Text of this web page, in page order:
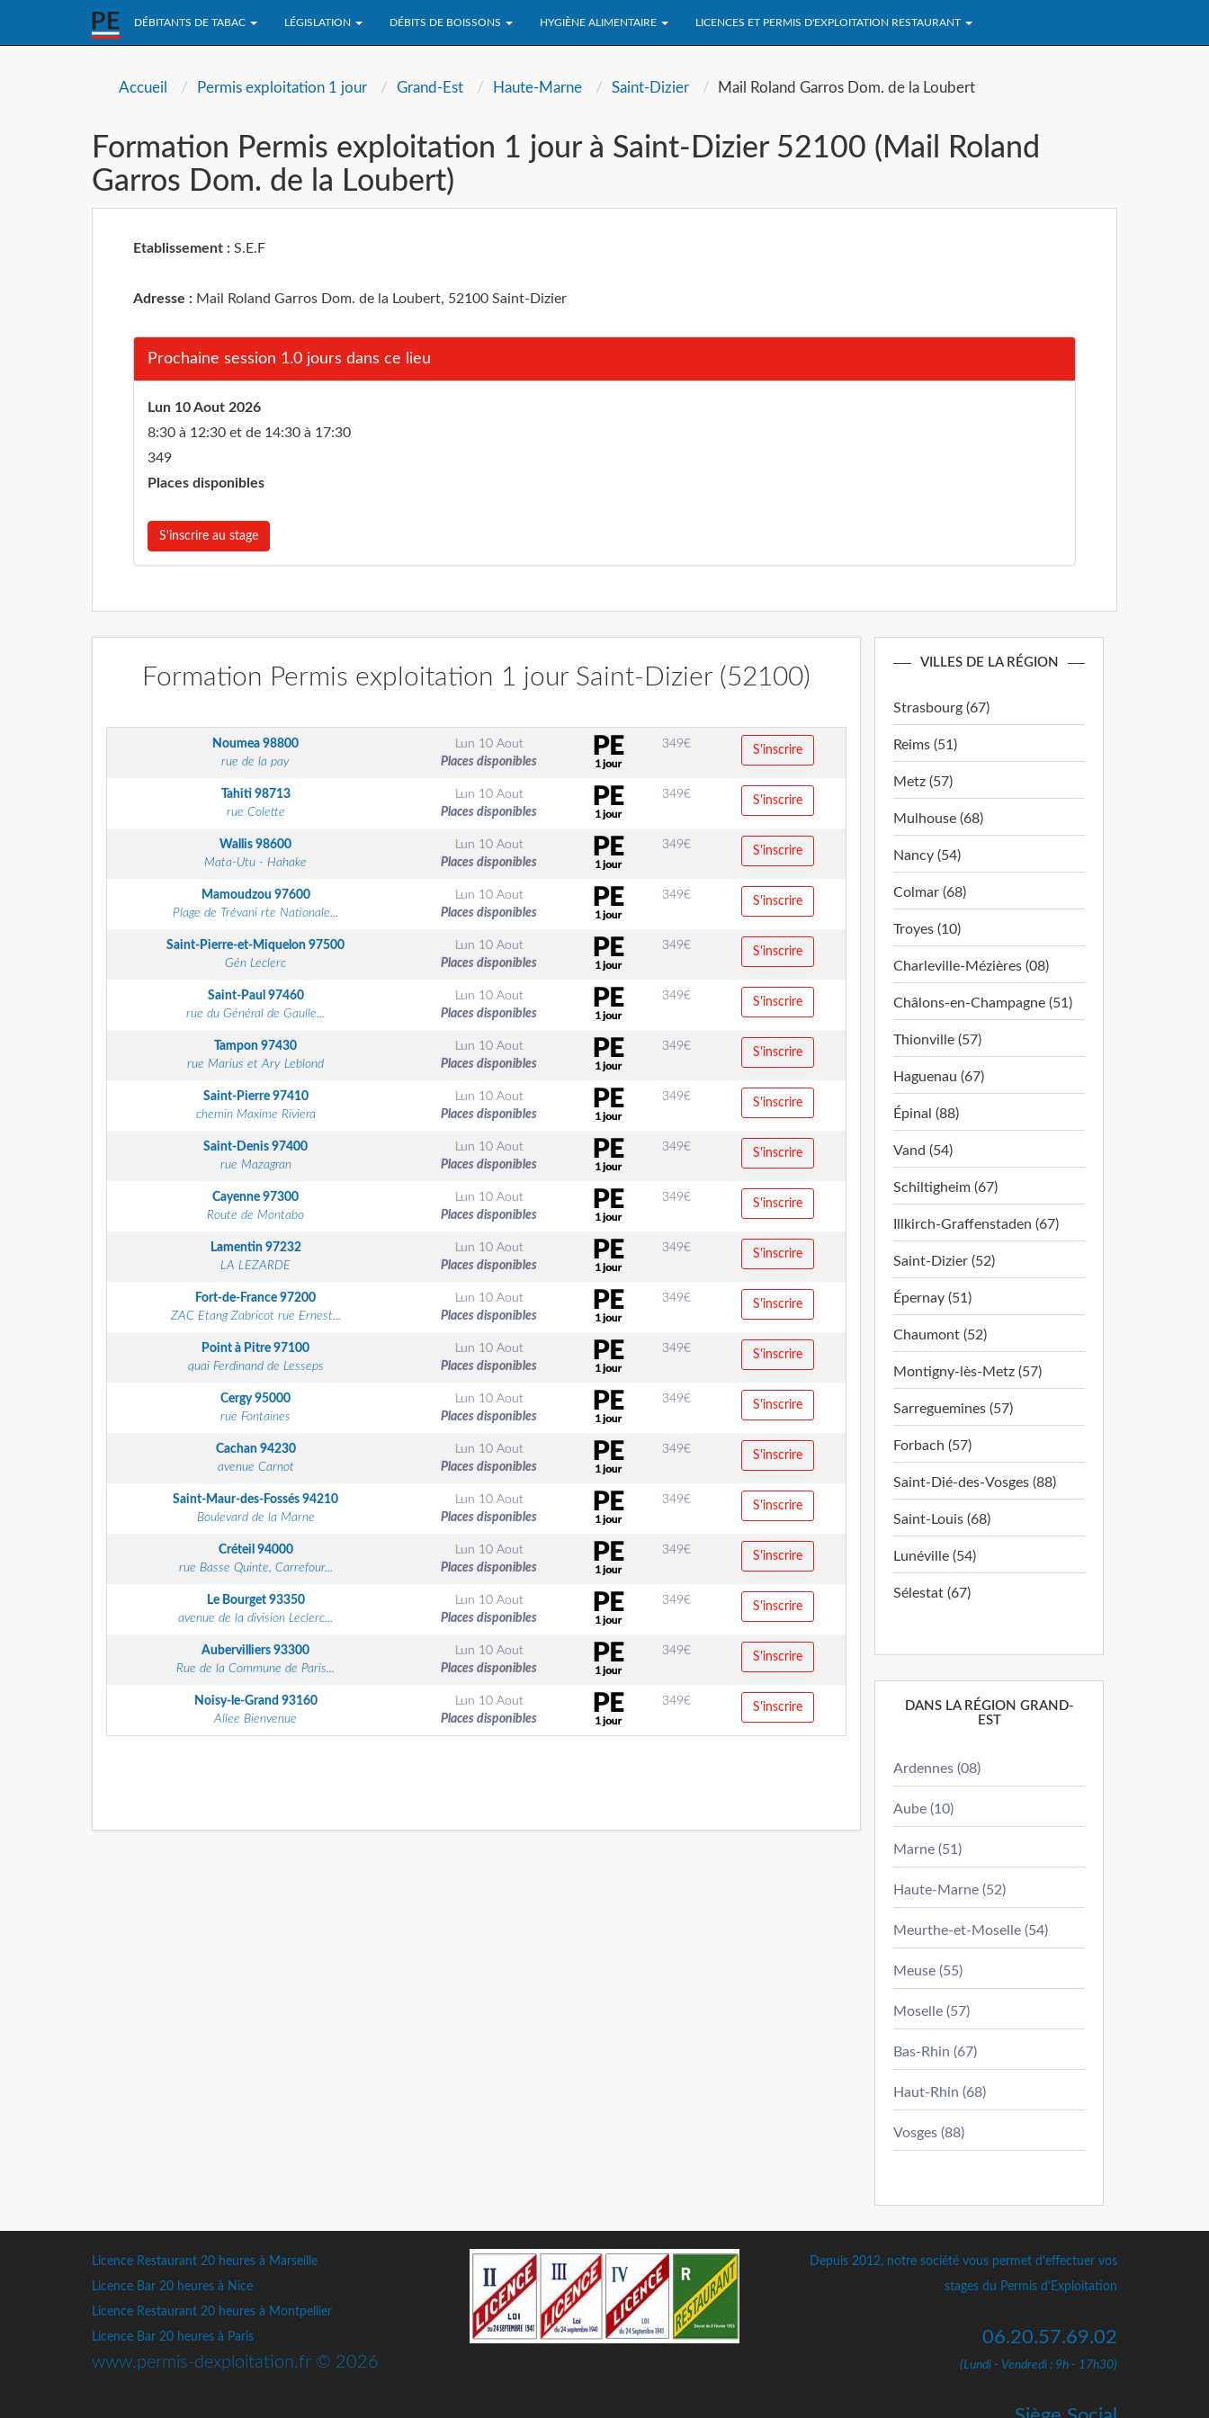
DÉBITANTS DE TABAC LÉGISLATION DÉBITS DE BOISSONS HYGIÈNE ALIMENTAIRE LICENCES ET PERMIS D'EXPLOITATION RESTAURANT
Accueil Permis exploitation 1 jour Grand-Est Haute-Marne Saint-Dizier Mail Roland Garros Dom. de la Loubert
Formation Permis exploitation 1 jour à Saint-Dizier 52100 (Mail Roland
Garros Dom. de la Loubert)
Etablissement : S.E.F
Adresse : Mail Roland Garros Dom. de la Loubert, 52100 Saint-Dizier
Prochaine session 1.0 jours dans ce lieu
Lun 10 Aout 2026
8:30 à 12:30 et de 14:30 à 17:30
349
Places disponibles
S'inscrire au stage
Formation Permis exploitation 1 jour Saint-Dizier (52100)
Noumea 98800
rue de la pay
Lun 10 Aout
Places disponibles
349€ S'inscrire
Tahiti 98713
rue Colette
Lun 10 Aout
Places disponibles
349€ S'inscrire
Wallis 98600
Mata-Utu - Hahake
Lun 10 Aout
Places disponibles
349€ S'inscrire
Mamoudzou 97600
Plage de Trévani rte Nationale...
Lun 10 Aout
Places disponibles
349€ S'inscrire
Saint-Pierre-et-Miquelon 97500
Gén Leclerc
Lun 10 Aout
Places disponibles
349€ S'inscrire
Saint-Paul 97460
rue du Général de Gaulle...
Lun 10 Aout
Places disponibles
349€ S'inscrire
Tampon 97430
rue Marius et Ary Leblond
Lun 10 Aout
Places disponibles
349€ S'inscrire
Saint-Pierre 97410
chemin Maxime Riviera
Lun 10 Aout
Places disponibles
349€ S'inscrire
Saint-Denis 97400
rue Mazagran
Lun 10 Aout
Places disponibles
349€ S'inscrire
Cayenne 97300
Route de Montabo
Lun 10 Aout
Places disponibles
349€ S'inscrire
Lamentin 97232
LA LEZARDE
Lun 10 Aout
Places disponibles
349€ S'inscrire
Fort-de-France 97200
ZAC Etang Zabricot rue Ernest...
Lun 10 Aout
Places disponibles
349€ S'inscrire
Point à Pitre 97100
quai Ferdinand de Lesseps
Lun 10 Aout
Places disponibles
349€ S'inscrire
Cergy95000
rue Fontaines
Lun 10 Aout
Places disponibles
349€ S'inscrire
Cachan 94230
avenue Carnot
Lun 10 Aout
Places disponibles
349€ S'inscrire
Saint-Maur-des-Fossés 94210
Boulevard de la Marne
Lun 10 Aout
Places disponibles
349€ S'inscrire
Créteil 94000
rue Basse Quinte, Carrefour...
Lun 10 Aout
Places disponibles
349€ S'inscrire
Le Bourget 93350
avenue de la division Leclerc...
Lun 10 Aout
Places disponibles
349€ S'inscrire
Aubervilliers 93300
Rue de la Commune de Paris...
Lun 10 Aout
Places disponibles
349€ S'inscrire
Noisy-le-Grand 93160
Allee Bienvenue
Lun 10 Aout
Places disponibles
349€ S'inscrire
VILLES DE LA RÉGION
Strasbourg (67)
Reims (51)
Metz (57)
Mulhouse (68)
Nancy (54)
Colmar (68)
Troyes (10)
Charleville-Mézières (08)
Châlons-en-Champagne (51)
Thionville (57)
Haguenau (67)
Épinal (88)
Vand (54)
Schiltigheim (67)
Illkirch-Graffenstaden (67)
Saint-Dizier (52)
Épernay (51)
Chaumont (52)
Montigny-lès-Metz (57)
Sarreguemines (57)
Forbach (57)
Saint-Dié-des-Vosges (88)
Saint-Louis (68)
Lunéville (54)
Sélestat (67)
DANS LA RÉGION GRAND-
EST
Ardennes (08)
Aube (10)
Marne (51)
Haute-Marne (52)
Meurthe-et-Moselle (54)
Meuse (55)
Moselle (57)
Bas-Rhin (67)
Haut-Rhin (68)
Vosges (88)
Licence Restaurant 20 heures à Marseille
Licence Bar 20 heures à Nice
Licence Restaurant 20 heures à Montpellier
Licence Bar 20 heures à Paris
www.permis-dexploitation.fr © 2026
Depuis 2012, notre société vous permet d'effectuer vos
stages du Permis d'Exploitation
06.20.57.69.02
(Lundi - Vendredi : 9h - 17h30)